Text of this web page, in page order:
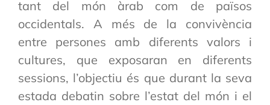
tant del món àrab com de països
occidentals. A més de la convivència
entre persones amb diferents valors i
cultures, que exposaran en diferents
sessions, l’objectiu és que durant la seva
estada debatin sobre l’estat del món i el